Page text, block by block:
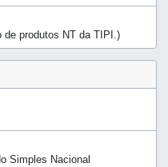
produtos NT da TIPI.)
Simples Nacional